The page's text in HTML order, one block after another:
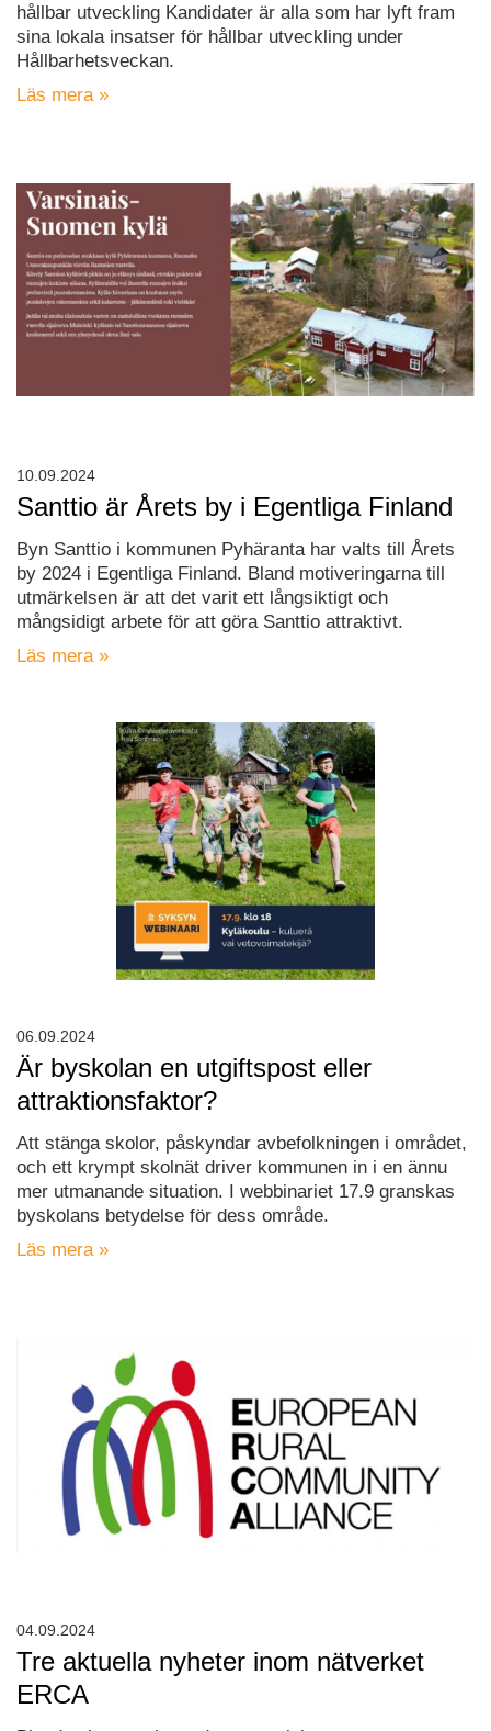
hållbar utveckling Kandidater är alla som har lyft fram
sina lokala insatser för hållbar utveckling under
Hållbarhetsveckan.
Läs mera »
Santtio är Årets by i Egentliga Finland
Byn Santtio i kommunen Pyhäranta har valts till Årets
by 2024 i Egentliga Finland. Bland motiveringarna till
utmärkelsen är att det varit ett långsiktigt och
mångsidigt arbete för att göra Santtio attraktivt.
Läs mera »
10.09.2024
Är byskolan en utgiftspost eller
attraktionsfaktor?
Att stänga skolor, påskyndar avbefolkningen i området,
och ett krympt skolnät driver kommunen in i en ännu
mer utmanande situation. I webbinariet 17.9 granskas
byskolans betydelse för dess område.
Läs mera »
06.09.2024
Tre aktuella nyheter inom nätverket
ERCA
04.09.2024